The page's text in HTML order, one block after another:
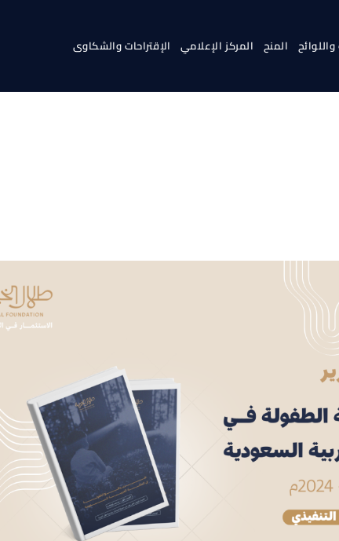
المنح المركز الإعلامي الإقتراحات والشكاوى